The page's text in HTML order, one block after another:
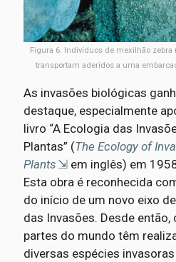
Figura 6. Indivíduos de mexilhão
transportam aderidos a uma
As invasões biológicas
destaque, especialmente
livro “A Ecologia das
Plantas” (The Ecology of
Plants
em inglês) em
Esta obra é reconhecida
do início de um novo eixo
das Invasões. Desde
partes do mundo têm
diversas espécies